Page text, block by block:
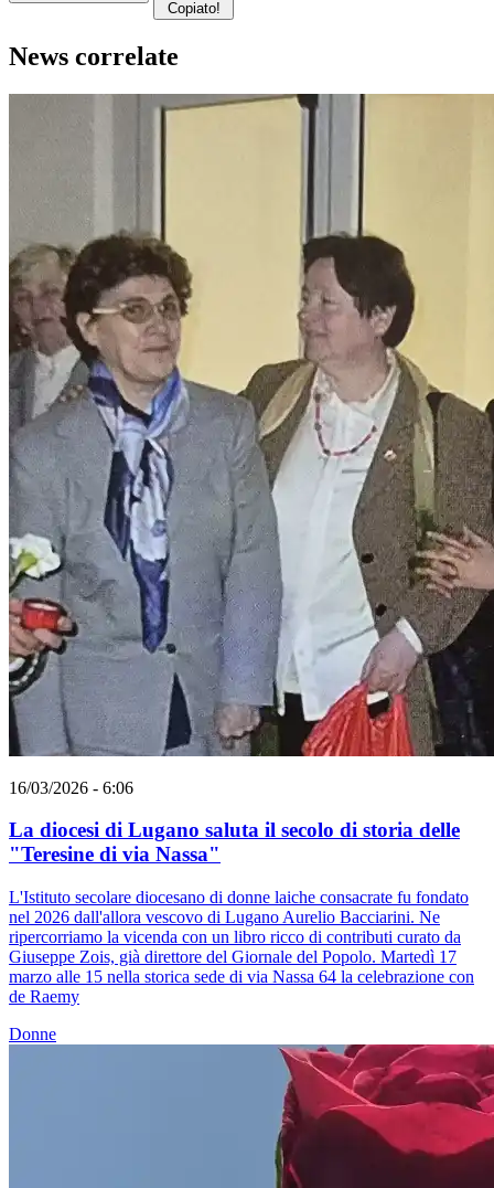
Copiato!
News correlate
16/03/2026 - 6:06
La diocesi di Lugano saluta il secolo di storia delle
"Teresine di via Nassa"
L'Istituto secolare diocesano di donne laiche consacrate fu fondato
nel 2026 dall'allora vescovo di Lugano Aurelio Bacciarini. Ne
ripercorriamo la vicenda con un libro ricco di contributi curato da
Giuseppe Zois, già direttore del Giornale del Popolo. Martedì 17
marzo alle 15 nella storica sede di via Nassa 64 la celebrazione con
de Raemy
Donne